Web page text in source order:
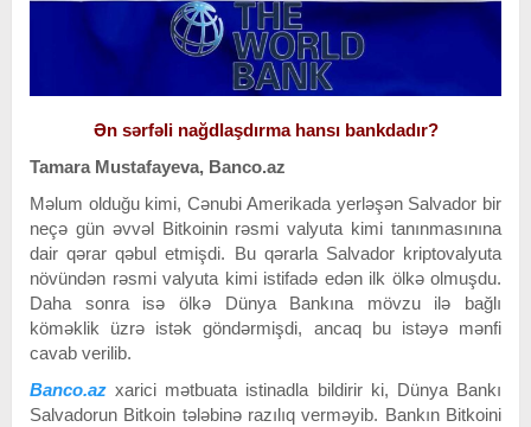
Ən sərfəli nağdlaşdırma hansı bankdadır?
Tamara Mustafayeva, Banco.az
Məlum olduğu kimi, Cənubi Amerikada yerləşən Salvador bir
neçə gün əvvəl Bitkoinin rəsmi valyuta kimi tanınmasınına
dair qərar qəbul etmişdi. Bu qərarla Salvador kriptovalyuta
növündən rəsmi valyuta kimi istifadə edən ilk ölkə olmuşdu.
Daha sonra isə ölkə Dünya Bankına mövzu ilə bağlı
köməklik üzrə istək göndərmişdi, ancaq bu istəyə mənfi
cavab verilib.
Banco.az xarici mətbuata istinadla bildirir ki, Dünya Bankı
Salvadorun Bitkoin tələbinə razılıq verməyib. Bankın Bitkoini